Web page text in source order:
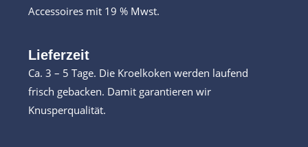
Accessoires mit 19 % Mwst.
Lieferzeit
Ca. 3 – 5 Tage. Die Kroelkoken werden laufend
frisch gebacken. Damit garantieren wir
Knusperqualität.